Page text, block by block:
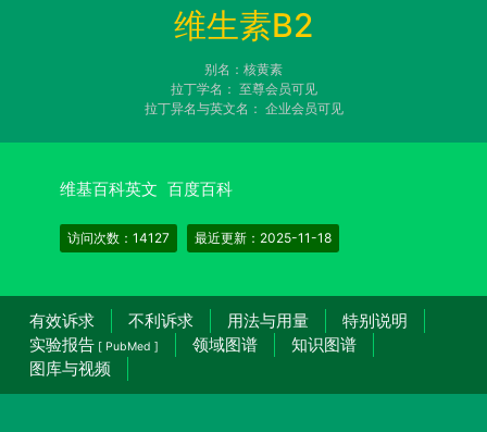
维生素B2
别名：核黄素
拉丁学名： 至尊会员可见
拉丁异名与英文名： 企业会员可见
维基百科英文 百度百科
访问次数：14127 最近更新：2025-11-18
有效诉求 不利诉求 用法与用量
特别说明
实验报告 [ PubMed ] 领域图谱
知识图谱
图库与视频